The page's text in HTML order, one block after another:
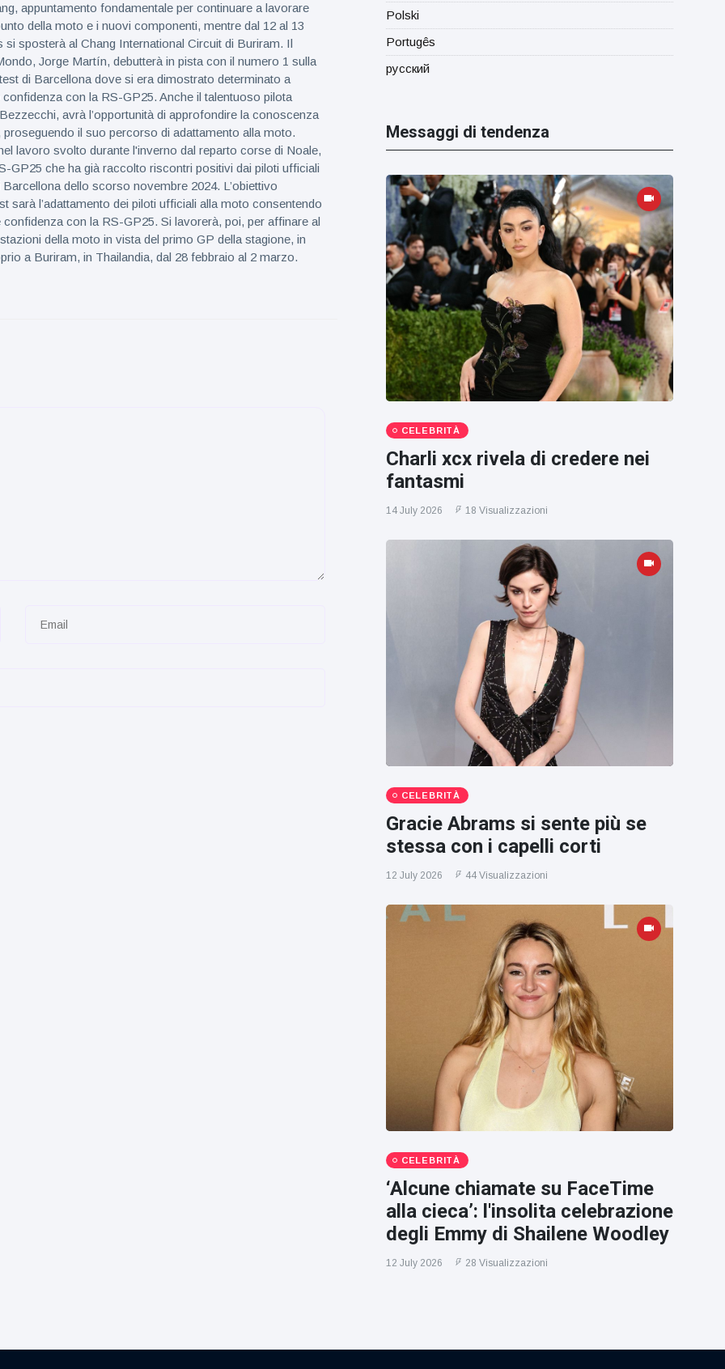
appuntamento fondamentale per continuare a lavorare
della moto e i nuovi componenti, mentre dal 12 al 13
si sposterà al Chang International Circuit di Buriram. Il
Jorge Martín, debutterà in pista con il numero 1 sulla
di Barcellona dove si era dimostrato determinato a
con la RS-GP25. Anche il talentuoso pilota
avrà l’opportunità di approfondire la conoscenza
proseguendo il suo percorso di adattamento alla moto.
lavoro svolto durante l'inverno dal reparto corse di Noale,
GP25 che ha già raccolto riscontri positivi dai piloti ufficiali
Barcellona dello scorso novembre 2024. L’obiettivo
sarà l’adattamento dei piloti ufficiali alla moto consentendo
confidenza con la RS-GP25. Si lavorerà, poi, per affinare al
della moto in vista del primo GP della stagione, in
a Buriram, in Thailandia, dal 28 febbraio al 2 marzo.
Polski
Portugês
русский
Messaggi di tendenza
CELEBRITÀ
Charli xcx rivela di credere nei
fantasmi
14 July 2026 18 Visualizzazioni
CELEBRITÀ
Gracie Abrams si sente più se
stessa con i capelli corti
12 July 2026 44 Visualizzazioni
CELEBRITÀ
‘Alcune chiamate su FaceTime
alla cieca’: l'insolita celebrazione
degli Emmy di Shailene Woodley
12 July 2026 28 Visualizzazioni